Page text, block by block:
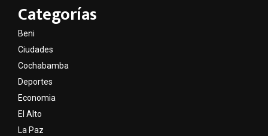
Categorías
Beni
Ciudades
Cochabamba
Deportes
Economia
El Alto
La Paz